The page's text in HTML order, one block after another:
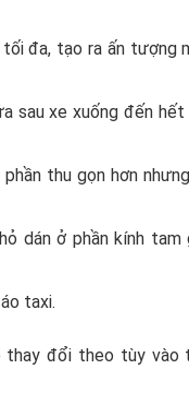
đa, tạo ra ấn tượng
sau xe xuống đến hết
thu gọn hơn
dán ở phần kính tam
taxi.
thay đổi theo tùy vào